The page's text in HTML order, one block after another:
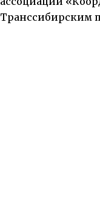
Транссибирским